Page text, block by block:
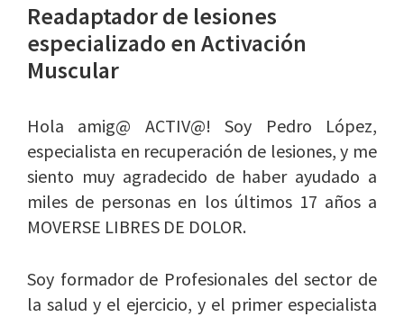
Readaptador de lesiones
especializado en Activación
Muscular
Hola amig@ ACTIV@! Soy Pedro López,
especialista en recuperación de lesiones, y me
siento muy agradecido de haber ayudado a
miles de personas en los últimos 17 años a
MOVERSE LIBRES DE DOLOR.
Soy formador de Profesionales del sector de
la salud y el ejercicio, y el primer especialista